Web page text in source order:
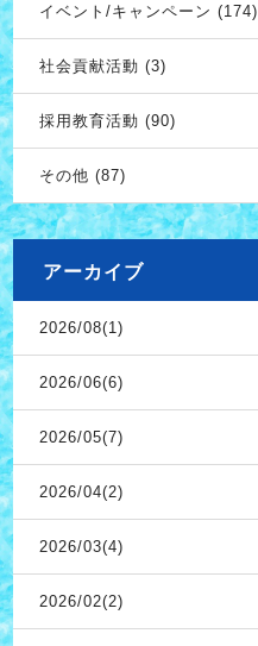
イベント/キャンペーン (174)
社会貢献活動 (3)
採用教育活動 (90)
その他 (87)
アーカイブ
2026/08(1)
2026/06(6)
2026/05(7)
2026/04(2)
2026/03(4)
2026/02(2)